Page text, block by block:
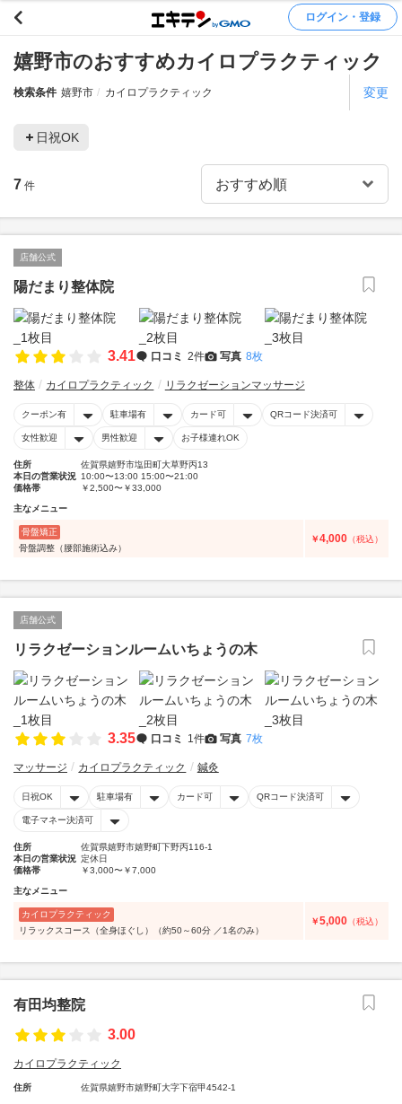
ログイン・登録
嬉野市のおすすめカイロプラクティック
検索条件 嬉野市 カイロプラクティック 変更
日祝OK
7 件
店舗公式
陽だまり整体院
3.41 口コミ 2件 写真 8枚
整体 カイロプラクティック リラクゼーションマッサージ
クーポン有 駐車場有 カード可 QRコード決済可
女性歓迎 男性歓迎 お子様連れOK
住所
佐賀県嬉野市塩田町大草野丙13
本日の営業状況 10:00〜13:00 15:00〜21:00
価格帯
￥2,500〜￥33,000
主なメニュー
骨盤矯正
骨盤調整（腰部施術込み）
￥4,000 （税込）
店舗公式
リラクゼーションルームいちょうの木
3.35 口コミ 1件 写真 7枚
マッサージ カイロプラクティック 鍼灸
日祝OK 駐車場有 カード可 QRコード決済可
電子マネー決済可
住所
佐賀県嬉野市嬉野町下野丙116-1
本日の営業状況 定休日
価格帯
￥3,000〜￥7,000
主なメニュー
カイロプラクティック
リラックスコース（全身ほぐし）（約50～60分 ／1名のみ）
￥5,000 （税込）
有田均整院
3.00
カイロプラクティック
住所 佐賀県嬉野市嬉野町大字下宿甲4542-1